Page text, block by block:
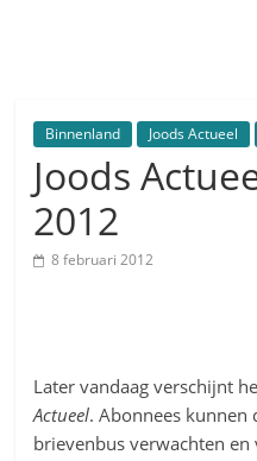
Binnenland Joods Actueel
Joods
2012
8 februari 2012
Later vandaag verschijnt
Actueel. Abonnees kunnen
brievenbus verwachten